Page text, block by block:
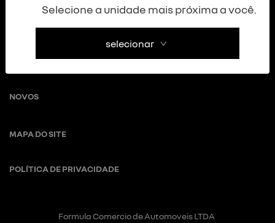
NOVOS
MAPA DO SITE
POLÍTICA DE PRIVACIDADE
Formula Comercio de Automoveis LTDA
Selecione a unidade mais próxima a você.
selecionar